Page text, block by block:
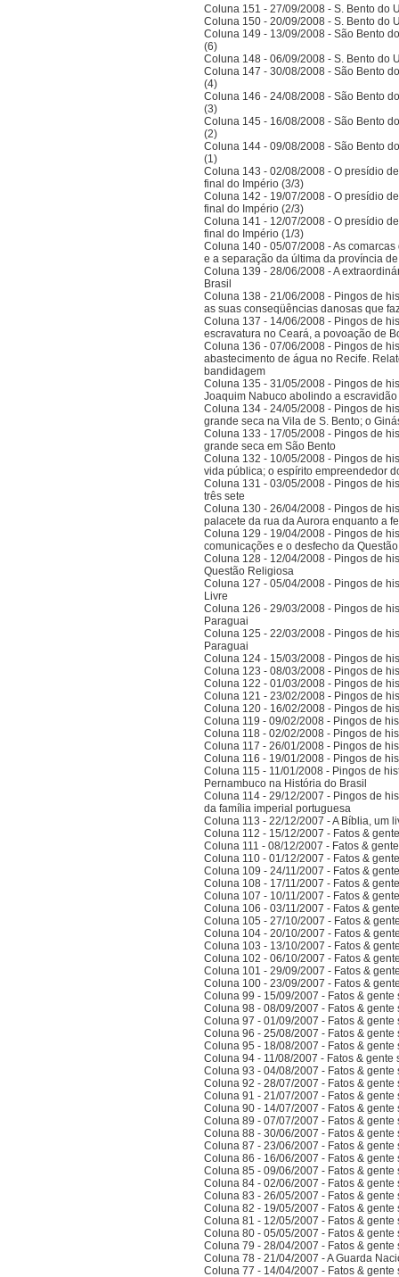
Coluna 151 - 27/09/2008 - S. Bento do
Coluna 150 - 20/09/2008 - S. Bento do
Coluna 149 - 13/09/2008 - São Bento
(6)
Coluna 148 - 06/09/2008 - S. Bento do
Coluna 147 - 30/08/2008 - São Bento
(4)
Coluna 146 - 24/08/2008 - São Bento
(3)
Coluna 145 - 16/08/2008 - São Bento
(2)
Coluna 144 - 09/08/2008 - São Bento
(1)
Coluna 143 - 02/08/2008 - O presídio
final do Império (3/3)
Coluna 142 - 19/07/2008 - O presídio
final do Império (2/3)
Coluna 141 - 12/07/2008 - O presídio
final do Império (1/3)
Coluna 140 - 05/07/2008 - As
e a separação da última da província
Coluna 139 - 28/06/2008 - A
Brasil
Coluna 138 - 21/06/2008 - Pingos de
as suas conseqüências danosas que
Coluna 137 - 14/06/2008 - Pingos de
escravatura no Ceará, a povoação de
Coluna 136 - 07/06/2008 - Pingos de
abastecimento de água no Recife.
bandidagem
Coluna 135 - 31/05/2008 - Pingos de
Joaquim Nabuco abolindo a
Coluna 134 - 24/05/2008 - Pingos de
grande seca na Vila de S. Bento; o
Coluna 133 - 17/05/2008 - Pingos de
grande seca em São Bento
Coluna 132 - 10/05/2008 - Pingos de
vida pública; o espírito empreendedor
Coluna 131 - 03/05/2008 - Pingos de
três sete
Coluna 130 - 26/04/2008 - Pingos de
palacete da rua da Aurora enquanto a
Coluna 129 - 19/04/2008 - Pingos de
comunicações e o desfecho da
Coluna 128 - 12/04/2008 - Pingos de
Questão Religiosa
Coluna 127 - 05/04/2008 - Pingos de
Livre
Coluna 126 - 29/03/2008 - Pingos de
Paraguai
Coluna 125 - 22/03/2008 - Pingos de
Paraguai
Coluna 124 - 15/03/2008 - Pingos de
Coluna 123 - 08/03/2008 - Pingos de
Coluna 122 - 01/03/2008 - Pingos de
Coluna 121 - 23/02/2008 - Pingos de
Coluna 120 - 16/02/2008 - Pingos de
Coluna 119 - 09/02/2008 - Pingos de
Coluna 118 - 02/02/2008 - Pingos de
Coluna 117 - 26/01/2008 - Pingos de
Coluna 116 - 19/01/2008 - Pingos de
Coluna 115 - 11/01/2008 - Pingos de
Pernambuco na História do Brasil
Coluna 114 - 29/12/2007 - Pingos de
da família imperial portuguesa
Coluna 113 - 22/12/2007 - A Bíblia, um
Coluna 112 - 15/12/2007 - Fatos &
Coluna 111 - 08/12/2007 - Fatos &
Coluna 110 - 01/12/2007 - Fatos &
Coluna 109 - 24/11/2007 - Fatos &
Coluna 108 - 17/11/2007 - Fatos &
Coluna 107 - 10/11/2007 - Fatos &
Coluna 106 - 03/11/2007 - Fatos &
Coluna 105 - 27/10/2007 - Fatos &
Coluna 104 - 20/10/2007 - Fatos &
Coluna 103 - 13/10/2007 - Fatos &
Coluna 102 - 06/10/2007 - Fatos &
Coluna 101 - 29/09/2007 - Fatos &
Coluna 100 - 23/09/2007 - Fatos &
Coluna 99 - 15/09/2007 - Fatos &
Coluna 98 - 08/09/2007 - Fatos &
Coluna 97 - 01/09/2007 - Fatos &
Coluna 96 - 25/08/2007 - Fatos &
Coluna 95 - 18/08/2007 - Fatos &
Coluna 94 - 11/08/2007 - Fatos &
Coluna 93 - 04/08/2007 - Fatos &
Coluna 92 - 28/07/2007 - Fatos &
Coluna 91 - 21/07/2007 - Fatos &
Coluna 90 - 14/07/2007 - Fatos &
Coluna 89 - 07/07/2007 - Fatos &
Coluna 88 - 30/06/2007 - Fatos &
Coluna 87 - 23/06/2007 - Fatos &
Coluna 86 - 16/06/2007 - Fatos &
Coluna 85 - 09/06/2007 - Fatos &
Coluna 84 - 02/06/2007 - Fatos &
Coluna 83 - 26/05/2007 - Fatos &
Coluna 82 - 19/05/2007 - Fatos &
Coluna 81 - 12/05/2007 - Fatos &
Coluna 80 - 05/05/2007 - Fatos &
Coluna 79 - 28/04/2007 - Fatos &
Coluna 78 - 21/04/2007 - A Guarda
Coluna 77 - 14/04/2007 - Fatos &